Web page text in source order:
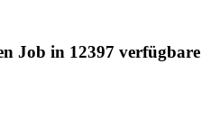
Job in 12397 verfügbare